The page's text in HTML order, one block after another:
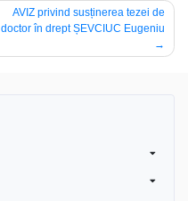
AVIZ privind susținerea tezei de
doctor în drept ȘEVCIUC Eugeniu